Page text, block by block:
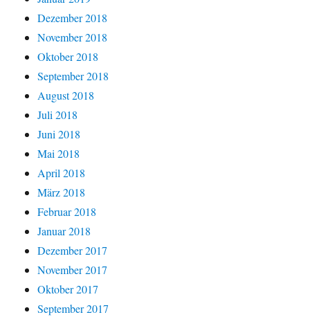
Dezember 2018
November 2018
Oktober 2018
September 2018
August 2018
Juli 2018
Juni 2018
Mai 2018
April 2018
März 2018
Februar 2018
Januar 2018
Dezember 2017
November 2017
Oktober 2017
September 2017